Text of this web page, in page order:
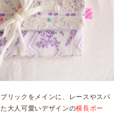
リックをメインに、レースやスパ
大人可愛いデザインの横長ポー